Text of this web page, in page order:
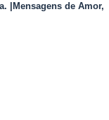
|Mensagens de Amor,